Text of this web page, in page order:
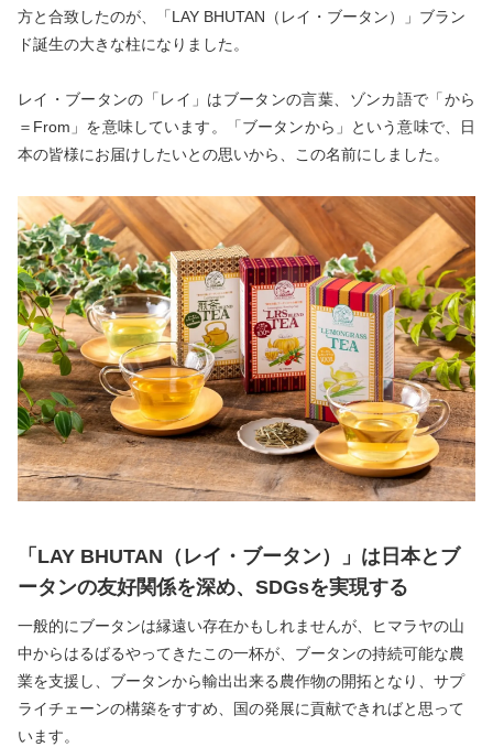
方と合致したのが、「LAY BHUTAN（レイ・ブータン）」ブラン
ド誕生の大きな柱になりました。
レイ・ブータンの「レイ」はブータンの言葉、ゾンカ語で「から
＝From」を意味しています。「ブータンから」という意味で、日
本の皆様にお届けしたいとの思いから、この名前にしました。
「LAY BHUTAN（レイ・ブータン）」は日本とブ
ータンの友好関係を深め、SDGsを実現する
一般的にブータンは縁遠い存在かもしれませんが、ヒマラヤの山
中からはるばるやってきたこの一杯が、ブータンの持続可能な農
業を支援し、ブータンから輸出出来る農作物の開拓となり、サプ
ライチェーンの構築をすすめ、国の発展に貢献できればと思って
います。